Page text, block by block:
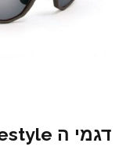
דגמי ה Active Lifestyle